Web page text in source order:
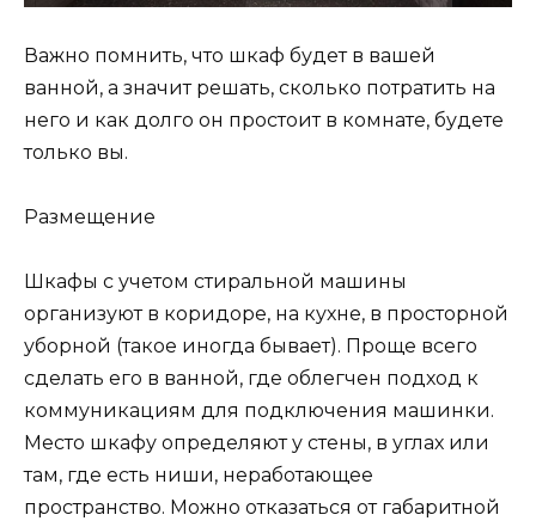
Важно помнить, что шкаф будет в вашей
ванной, а значит решать, сколько потратить на
него и как долго он простоит в комнате, будете
только вы.
Размещение
Шкафы с учетом стиральной машины
организуют в коридоре, на кухне, в просторной
уборной (такое иногда бывает). Проще всего
сделать его в ванной, где облегчен подход к
коммуникациям для подключения машинки.
Место шкафу определяют у стены, в углах или
там, где есть ниши, неработающее
пространство. Можно отказаться от габаритной